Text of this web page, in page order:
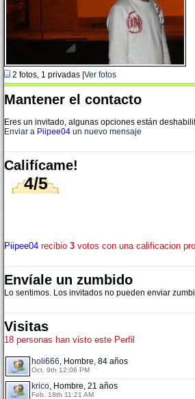
2 fotos, 1 privadas | Ver fotos
Mantener el contacto
Eres un invitado, algunas opciones están
Enviar a Piipee04 un nuevo mensaje
Califícame!
4/5
Piipee04 recibio 3 votos con una calificacion
Envíale un zumbido
Lo sentimos. Los invitados no pueden enviar
Visitas
18 personas han visto este Perfil
holi666, Hombre, 84 años
Oct. 9th 12:06 PM
krico, Hombre, 21 años
Feb. 18th 11:21 AM